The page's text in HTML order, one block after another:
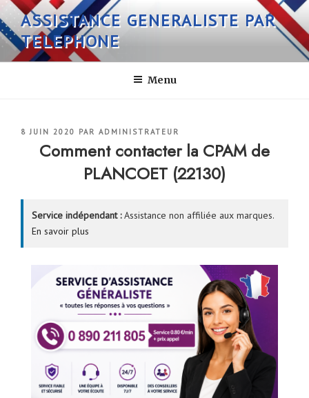
Aller
au
contenu
principal
ASSISTANCE GENERALISTE PAR
TELEPHONE
Menu
PUBLIÉ
8 JUIN 2020 PAR ADMINISTRATEUR
Comment contacter la CPAM de
PLANCOET (22130)
Service indépendant :Assistance non affiliée aux marques.
En savoir plus